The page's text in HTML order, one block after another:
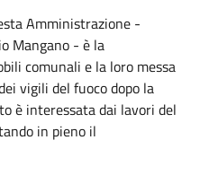
Amministrazione -
Mangano - è la
comunali e la loro messa
vigili del fuoco dopo la
è interessata dai lavori del
in pieno il